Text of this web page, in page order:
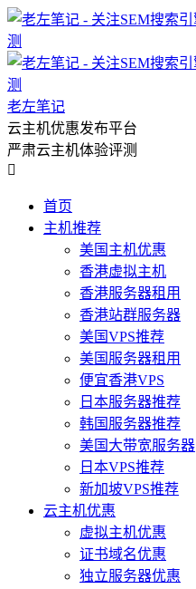
老左笔记
云主机优惠发布平台
严肃云主机体验评测

首页
主机推荐
美国主机优惠
香港虚拟主机
香港服务器租用
香港站群服务器
美国VPS推荐
美国服务器租用
便宜香港VPS
日本服务器推荐
韩国服务器推荐
美国大带宽服务器
日本VPS推荐
新加坡VPS推荐
云主机优惠
虚拟主机优惠
证书域名优惠
独立服务器优惠